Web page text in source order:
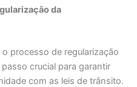
da
processo de regularização
crucial para garantir
com as leis de trânsito.